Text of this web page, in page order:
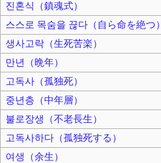
진혼식（鎮魂式）
스스로 목숨을 끊다（自ら命を絶つ）
생사고락（生死苦楽）
만년（晩年）
고독사（孤独死）
중년층（中年層）
불로장생（不老長生）
고독사하다（孤独死する）
여생（余生）